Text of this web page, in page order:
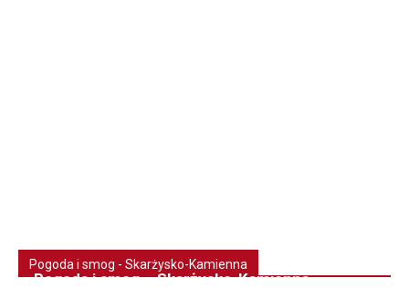
Pogoda i smog - Skarżysko-Kamienna
Pogoda i smog – Skarżysko-Kamienna